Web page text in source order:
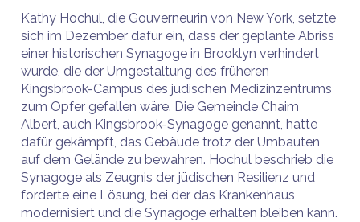
Kathy Hochul, die Gouverneurin von New York, setzte
sich im Dezember dafür ein, dass der geplante Abriss
einer historischen Synagoge in Brooklyn verhindert
wurde, die der Umgestaltung des früheren
Kingsbrook-Campus des jüdischen Medizinzentrums
zum Opfer gefallen wäre. Die Gemeinde Chaim
Albert, auch Kingsbrook-Synagoge genannt, hatte
dafür gekämpft, das Gebäude trotz der Umbauten
auf dem Gelände zu bewahren. Hochul beschrieb die
Synagoge als Zeugnis der jüdischen Resilienz und
forderte eine Lösung, bei der das Krankenhaus
modernisiert und die Synagoge erhalten bleiben kann.